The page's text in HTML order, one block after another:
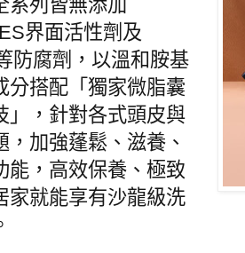
系列皆無添加
界面活性劑及
防腐劑，以溫和胺基
分搭配「獨家微脂囊
」，針對各式頭皮與
，加強蓬鬆、滋養、
能，高效保養、極致
家就能享有沙龍級洗